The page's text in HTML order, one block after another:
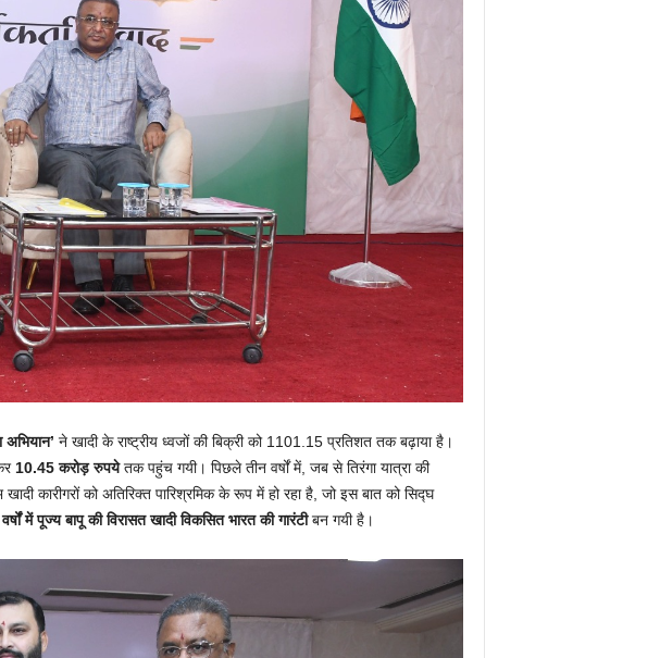
अभियान’ ने खादी के राष्ट्रीय ध्वजों की बिक्री को 1101.15 प्रतिशत तक बढ़ाया है।
10.45 करोड़ रुपयेतक पहुंच गयी। पिछले तीन वर्षों में, जब से तिरंगा यात्रा की
कारीगरों को अतिरिक्त पारिश्रमिक के रूप में हो रहा है, जो इस बात को सिद्घ
में पूज्य बापू की विरासत खादी विकसित भारत की गारंटीबन गयी है।